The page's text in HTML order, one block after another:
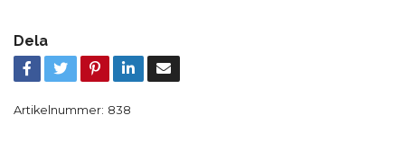
Dela
Artikelnummer: 838